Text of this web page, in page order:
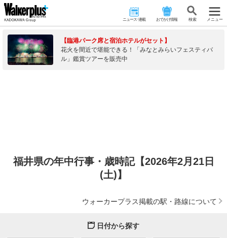
ニュース･連載 おでかけ情報 検 索 メニュー
【臨港パーク席と宿泊ホテルがセット】
花火を間近で堪能できる！「みなとみらいフェスティバ
ル」鑑賞ツアーを販売中
福井県の年中行事・歳時記【2026年2月21日
(土)】
ウォーカープラス掲載の駅・路線について
日付から探す